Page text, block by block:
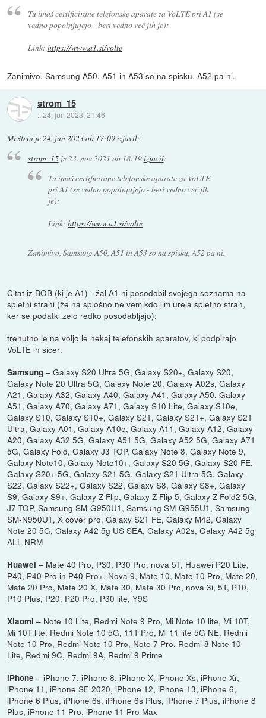
Tu imaš certificirane telefonske aparate za VoLTE pri A1 (se
vedno popolnjujejo - beri vedno več jih je):
Link: https://www.a1.si/volte
Zanimivo, Samsung A50, A51 in A53 so na spisku, A52 pa ni.
strom_15
::24. jun 2023, 21:46
MrStein je24. jun 2023 ob 17:09izjavil:
strom_15je23. nov 2021 ob 18:19izjavil:
Tu imaš certificirane telefonske aparate za VoLTE
pri A1 (se vedno popolnjujejo - beri vedno več jih
je):
Link:https://www.a1.si/volte
Zanimivo, Samsung A50, A51 in A53 so na spisku, A52 pa ni.
Citat iz BOB (ki je A1) - žal A1 ni posodobil svojega seznama na
spletni strani (že na splošno ne vem kdo jim ureja spletno stran,
ker se podatki zelo redko posodabljajo):
trenutno je na voljo le nekaj telefonskih aparatov, ki podpirajo
VoLTE in sicer:
Samsung – Galaxy S20 Ultra 5G, Galaxy S20+, Galaxy S20,
Galaxy Note 20 Ultra 5G, Galaxy Note 20, Galaxy A02s, Galaxy
A21, Galaxy A32, Galaxy A40, Galaxy A41, Galaxy A50, Galaxy
A51, Galaxy A70, Galaxy A71, Galaxy S10 Lite, Galaxy S10e,
Galaxy S10, Galaxy S10+, Galaxy S21, Galaxy S21+, Galaxy S21
Ultra, Galaxy A01, Galaxy A10e, Galaxy A11, Galaxy A12, Galaxy
A20, Galaxy A32 5G, Galaxy A51 5G, Galaxy A52 5G, Galaxy A71
5G, Galaxy Fold, Galaxy J3 TOP, Galaxy Note 8, Galaxy Note 9,
Galaxy Note10, Galaxy Note10+, Galaxy S20 5G, Galaxy S20 FE,
Galaxy S20+ 5G, Galaxy S21 5G, Galaxy S21 Ultra 5G, Galaxy
S22, Galaxy S22+, Galaxy S22, Galaxy S8, Galaxy S8+, Galaxy
S9, Galaxy S9+, Galaxy Z Flip, Galaxy Z Flip 5, Galaxy Z Fold2 5G,
J7 TOP, Samsung SM-G950U1, Samsung SM-G955U1, Samsung
SM-N950U1, X cover pro, Galaxy S21 FE, Galaxy M42, Galaxy
Note 20 5G, Galaxy A42 5g US SEA, Galaxy A02s, Galaxy A42 5g
ALL NRM
Huawei – Mate 40 Pro, P30, P30 Pro, nova 5T, Huawei P20 Lite,
P40, P40 Pro in P40 Pro+, Nova 9, Mate 10, Mate 10 Pro, Mate 20,
Mate 20 Pro, Mate 20 X, Mate 30, Mate 30 Pro, nova 3i, 5T, P10,
P10 Plus, P20, P20 Pro, P30 lite, Y9S
Xiaomi – Note 10 Lite, Redmi Note 9 Pro, Mi Note 10 lite, Mi 10T,
Mi 10T lite, Redmi Note 10 5G, 11T Pro, Mi 11 lite 5G NE, Redmi
Note 10 Pro, Redmi Note 10 Pro, Note 7 Pro, Redmi 8 Note 10
Lite, Redmi 9C, Redmi 9A, Redmi 9 Prime
iPhone – iPhone 7, iPhone 8, iPhone X, iPhone Xs, iPhone Xr,
iPhone 11, iPhone SE 2020, iPhone 12, iPhone 13, iPhone 6,
iPhone 6 Plus, iPhone 6s, iPhone 6s Plus, iPhone 7 Plus, iPhone 8
Plus, iPhone 11 Pro, iPhone 11 Pro Max